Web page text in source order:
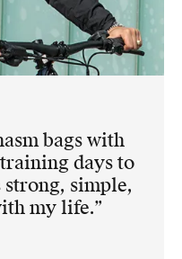
bags with
days to
strong, simple,
my life.